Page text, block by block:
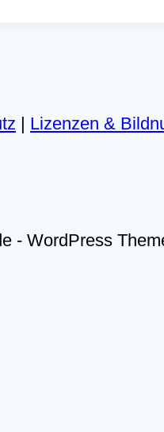
| Lizenzen &
- WordPress